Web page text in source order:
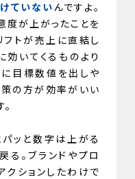
ていない んですよ。
度が上がったことを
フトが売上に直結し
効いてくるものより
に目標数値を出しや
の方が効率がいい
ッと数字は上がる
る。ブランドやプロ
クションしたわけで